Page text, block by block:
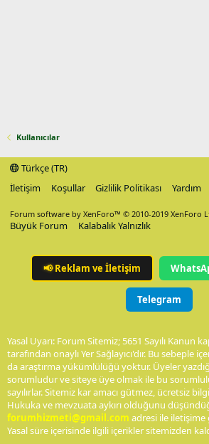
Kullanıcılar
Türkçe (TR)
İletişim
Koşullar Gizlilik Politikası Yardım
Forum software by XenForo™ © 2010-2019 XenForo
Büyük Forum Kalabalık Yalnızlık
📢Reklam ve İletişim
Telegram
Yasal Uyarı: Forum Sitemiz; 5651 Sayılı Kanun
tarafından onaylı Yer Sağlayıcı'dır. Bu sebeple
da araştırma yükümlülüğü yoktur. Üyeler
sorumludur ve siteye üye olmak ile bu
sayılırlar. Sitemiz kar amacı gütmez, ücretsiz
Hukuka ve mevzuata aykırı olduğunu
forumhizmeti@gmail.com adresi ile
Yasal süre içerisinde ilgili içerikler sitemizden